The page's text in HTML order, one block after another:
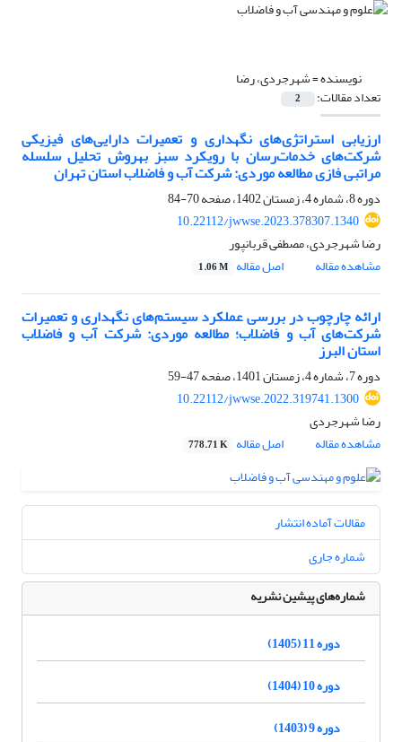
نویسنده =شهرجردی، رضا
تعداد مقالات: 2
ارزیابی استراتژی‌های نگهداری و تعمیرات دارایی‌های فیزیکی
شرکت‌های خدمات‌رسان با رویکرد سبز به‎روش تحلیل سلسله
مراتبی فازی مطالعه موردی: شرکت آب و فاضلاب استان تهران
دوره 8، شماره 4، زمستان 1402، صفحه
70-84
10.22112/jwwse.2023.378307.1340
رضا شهرجردی، مصطفی قربانپور
مشاهده مقاله
اصل مقاله 1.06 M
ارائه چارچوب در بررسی عملکرد سیستم‌های نگهداری و تعمیرات
شرکت‌های آب و فاضلاب؛ مطالعه موردی: شرکت آب و فاضلاب
استان البرز
دوره 7، شماره 4، زمستان 1401، صفحه
47-59
10.22112/jwwse.2022.319741.1300
رضا شهرجردی
مشاهده مقاله
اصل مقاله 778.71 K
مقالات آماده انتشار
شماره جاری
شماره‌های پیشین نشریه
دوره 11 (1405)
دوره 10 (1404)
دوره 9 (1403)